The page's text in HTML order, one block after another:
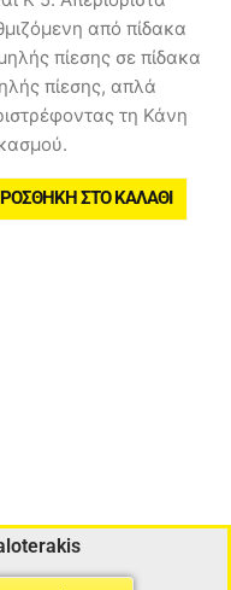
από πίδακα
πίεσης σε πίδακα
πίεσης, απλά
τη Κάνη
ΣΤΟ ΚΑΛΆΘΙ